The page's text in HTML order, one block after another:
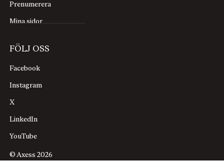
Prenumerera
Mina sidor
FÖLJ OSS
Facebook
Instagram
X
LinkedIn
YouTube
© Axess 2026